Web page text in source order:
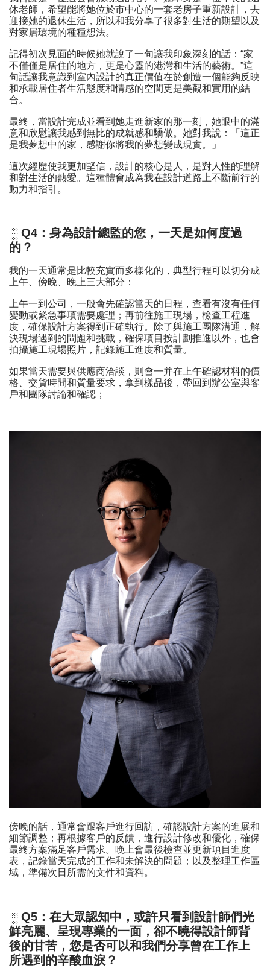
休老師，希望能將她位於市中心的一套老房子重新設計，去
迎接她的退休生活，所以和我分享了很多對生活的期望以及
對家居環境的種種想法。
記得初次見面的時候她就說了一句讓我印象深刻的話：“家
不僅僅是居住的地方，更是心靈的港灣和生活的藝術。”這
句話讓我意識到室內設計的真正價值在於創造一個能夠反映
和承載居住者生活態度和情感的空間更是美觀和實用的結
合。
最終，當設計完成並看到她走進新家的那一刻，她眼中的滿
意和欣慰讓我感到無比的成就感和驕傲。她對我說：「這正
是我夢想中的家，感謝你將我的夢想變成現實。」
這次經歷使我更加堅信，設計的核心是人，是對人性的理解
和對生活的熱愛。這種體會成為我在設計道路上不斷前行的
動力和指引。
░ Q4：身為設計總監的您，一天是如何度過
的？
我的一天通常是比較充實而多樣化的，典型行程可以切分成
上午、傍晚、晚上三大部分：
上午一到公司，一般會先確認當天的日程，查看有沒有任何
變動或緊急事項需要處理；再前往施工現場，檢查工程進
度，確保設計方案得到正確執行。除了與施工團隊溝通，解
決現場遇到的問題和挑戰，確保項目按計劃推進以外，也會
拍攝施工現場照片，記錄施工進度和質量。
如果當天需要與供應商洽談，則會一并在上午確認材料的價
格、交貨時間和質量要求，拿到樣品後，帶回到辦公室與客
戶和團隊討論和確認；
傍晚的話，通常會跟客戶進行回訪，確認設計方案的進展和
細節調整；再根據客戶的反饋，進行設計修改和優化，確保
最終方案滿足客戶需求。晚上會最後檢查並更新項目進度
表，記錄當天完成的工作和未解決的問題；以及整理工作區
域，準備次日所需的文件和資料。
░ Q5：在大眾認知中，或許只看到設計師們光
鮮亮麗、呈現專業的一面，卻不曉得設計師背
後的甘苦，您是否可以和我們分享曾在工作上
所遇到的辛酸血淚？